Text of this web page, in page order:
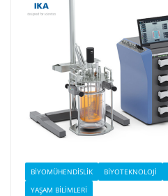
BIYOMÜHENDISLIK BIYOTEKNOLOJI
YAŞAM BILIMLERI